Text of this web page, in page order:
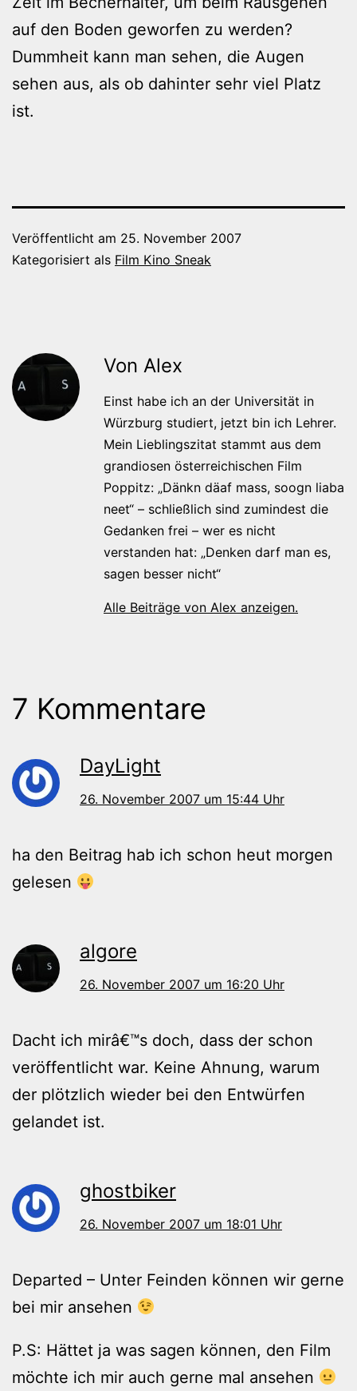
auf den Boden geworfen zu werden?
Dummheit kann man sehen, die Augen
sehen aus, als ob dahinter sehr viel Platz
ist.
Veröffentlicht am 25. November 2007
Kategorisiert als Film Kino Sneak
Von Alex
Einst habe ich an der Universität in
Würzburg studiert, jetzt bin ich Lehrer.
Mein Lieblingszitat stammt aus dem
grandiosen österreichischen Film
Poppitz: „Dänkn däaf mass, soogn liaba
neet“ – schließlich sind zumindest die
Gedanken frei – wer es nicht
verstanden hat: „Denken darf man es,
sagen besser nicht“
Alle Beiträge von Alex anzeigen.
7 Kommentare
DayLight
26. November 2007 um 15:44 Uhr
ha den Beitrag hab ich schon heut morgen
gelesen
algore
26. November 2007 um 16:20 Uhr
Dacht ich mirâ€™s doch, dass der schon
veröffentlicht war. Keine Ahnung, warum
der plötzlich wieder bei den Entwürfen
gelandet ist.
ghostbiker
26. November 2007 um 18:01 Uhr
Departed – Unter Feinden können wir gerne
bei mir ansehen
P.S: Hättet ja was sagen können, den Film
möchte ich mir auch gerne mal ansehen